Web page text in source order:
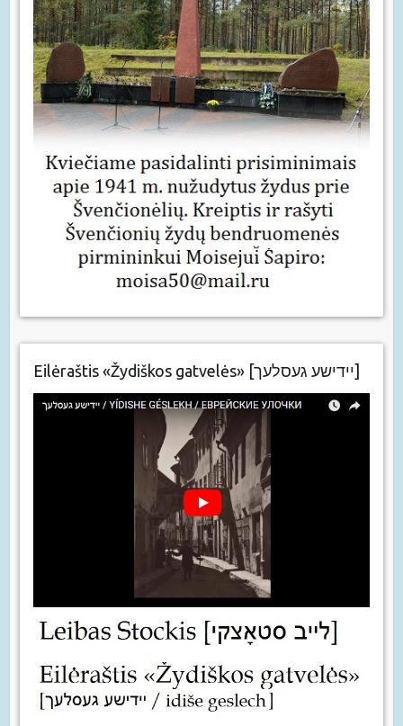
Eilėraštis «Žydiškos gatvelės» [יידישע געסלעך]